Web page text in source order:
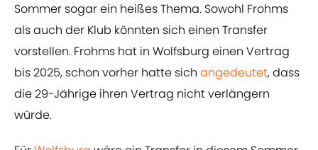
Sommer sogar ein heißes Thema. Sowohl Frohms
als auch der Klub könnten sich einen Transfer
vorstellen. Frohms hat in Wolfsburg einen Vertrag
bis 2025, schon vorher hatte sich angedeutet, dass
die 29-Jährige ihren Vertrag nicht verlängern
würde.